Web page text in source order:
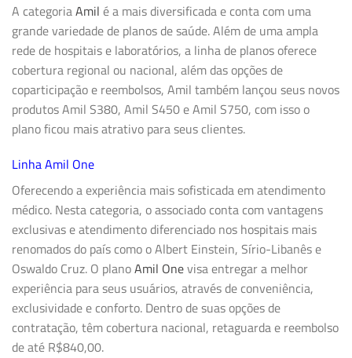
A categoriaAmil é a mais diversificada e conta com uma
grande variedade de planos de saúde. Além de uma ampla
rede de hospitais e laboratórios, a linha de planos oferece
cobertura regional ou nacional, além das opções de
coparticipação e reembolsos, Amil também lançou seus novos
produtos Amil S380, Amil S450 e Amil S750, com isso o
plano ficou mais atrativo para seus clientes.
Linha Amil One
Oferecendo a experiência mais sofisticada em atendimento
médico. Nesta categoria, o associado conta com vantagens
exclusivas e atendimento diferenciado nos hospitais mais
renomados do país como o Albert Einstein, Sírio-Libanês e
Oswaldo Cruz. O planoAmil Onevisa entregar a melhor
experiência para seus usuários, através de conveniência,
exclusividade e conforto. Dentro de suas opções de
contratação, têm cobertura nacional, retaguarda e reembolso
de até R$840,00.